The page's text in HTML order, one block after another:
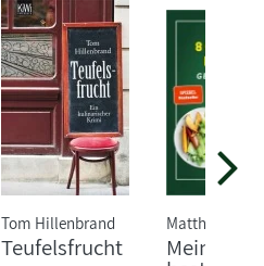
Tom Hillenbrand
Teufelsfrucht
Matthias Riedl
Meine 80